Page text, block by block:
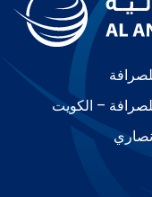
– الكويت